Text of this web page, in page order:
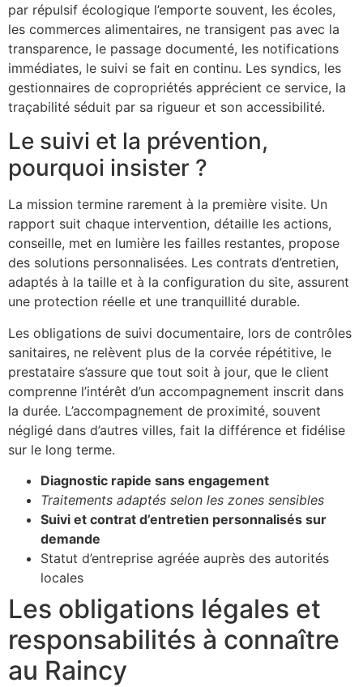
par répulsif écologique l’emporte souvent, les écoles,
les commerces alimentaires, ne transigent pas avec la
transparence, le passage documenté, les notifications
immédiates, le suivi se fait en continu. Les syndics, les
gestionnaires de copropriétés apprécient ce service, la
traçabilité séduit par sa rigueur et son accessibilité.
Le suivi et la prévention,
pourquoi insister ?
La mission termine rarement à la première visite. Un
rapport suit chaque intervention, détaille les actions,
conseille, met en lumière les failles restantes, propose
des solutions personnalisées. Les contrats d’entretien,
adaptés à la taille et à la configuration du site, assurent
une protection réelle et une tranquillité durable.
Les obligations de suivi documentaire, lors de contrôles
sanitaires, ne relèvent plus de la corvée répétitive, le
prestataire s’assure que tout soit à jour, que le client
comprenne l’intérêt d’un accompagnement inscrit dans
la durée. L’accompagnement de proximité, souvent
négligé dans d’autres villes, fait la différence et fidélise
sur le long terme.
Diagnostic rapide sans engagement
Traitements adaptés selon les zones sensibles
Suivi et contrat d’entretien personnalisés sur
demande
Statut d’entreprise agréée auprès des autorités
locales
Les obligations légales et
responsabilités à connaître
au Raincy